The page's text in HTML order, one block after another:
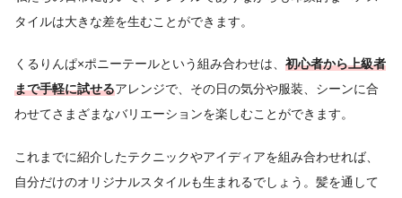
タイルは大きな差を生むことができます。
くるりんぱ×ポニーテールという組み合わせは、 初心者から上級者
まで手軽に試せるアレンジで、その日の気分や服装、シーンに合
わせてさまざまなバリエーションを楽しむことができます。
これまでに紹介したテクニックやアイディアを組み合わせれば、
自分だけのオリジナルスタイルも生まれるでしょう。髪を通して